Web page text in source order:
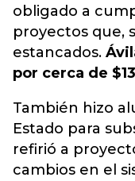
obligado a
proyectos que,
estancados.
por cerca de
También hizo
Estado para
refirió a
cambios en el